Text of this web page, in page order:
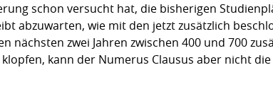
schon versucht hat, die bisherigen
abzuwarten, wie mit den jetzt zusätzlich
nächsten zwei Jahren zwischen 400 und 700
kann der Numerus Clausus aber nicht